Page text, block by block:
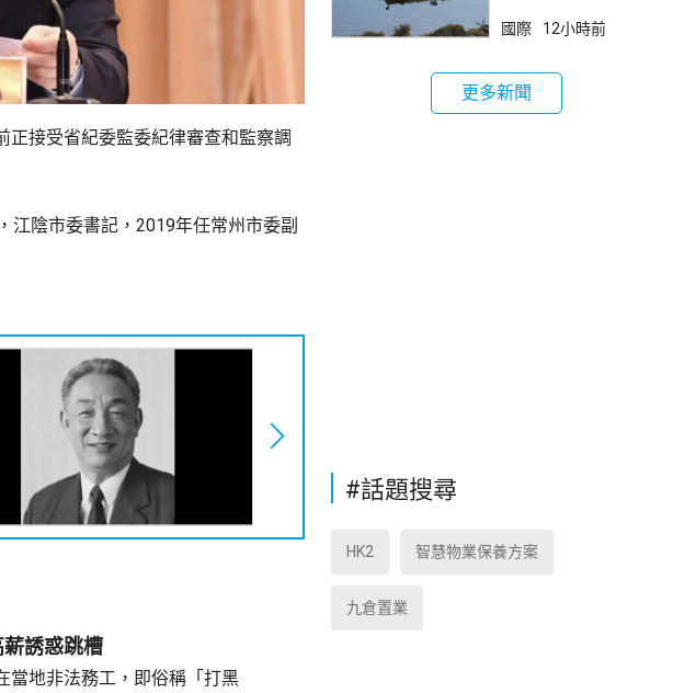
正接受省紀委監委紀律審查和監察調
江陰市委書記，2019年任常州市委副
誘惑跳槽
當地非法務工，即俗稱「打黑
全事件
國際 12小時前
更多新聞
#話題搜尋
HK2 智慧物業保養方案
九倉置業